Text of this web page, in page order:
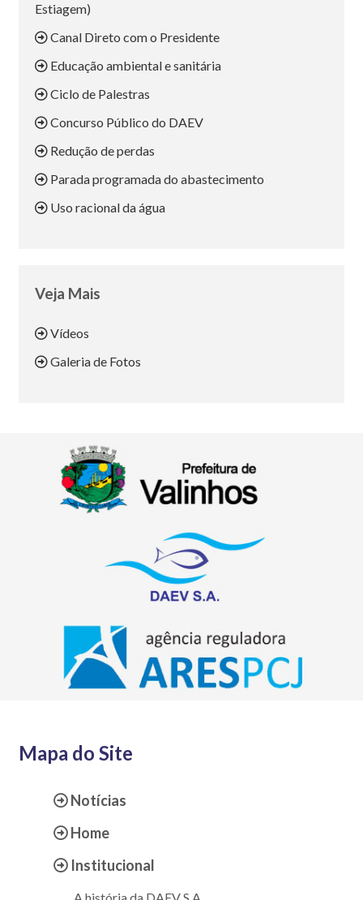
Estiagem)
Canal Direto com o Presidente
Educação ambiental e sanitária
Ciclo de Palestras
Concurso Público do DAEV
Redução de perdas
Parada programada do abastecimento
Uso racional da água
Veja Mais
Vídeos
Galeria de Fotos
Mapa do Site
Notícias
Home
Institucional